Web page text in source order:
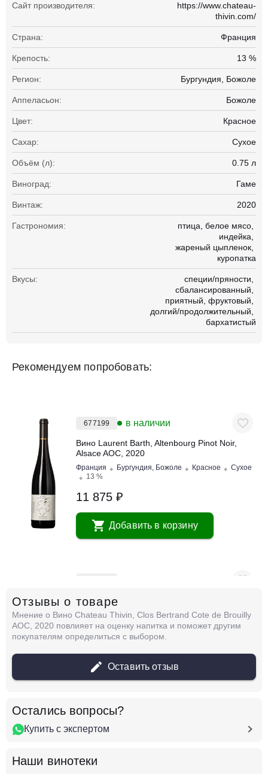
Сайт производителя:
https://www.chateau-
thivin.com/
Страна: Франция
Крепость: 13 %
Регион: Бургундия, Божоле
Аппеласьон: Божоле
Цвет: Красное
Сахар: Сухое
Объём (л): 0.75 л
Виноград: Гаме
Винтаж: 2020
Гастрономия: птица белое мясо
индейка
жареный цыпленок
куропатка
Вкусы:
специи/пряности
сбалансированный
приятный фруктовый
долгий/продолжительный
бархатистый
Рекомендуем попробовать:
677199 в наличии
Вино Laurent Barth, Altenbourg Pinot Noir,
Alsace AOC, 2020
Франция Бургундия, Божоле Красное
Сухое
13 %
11 875 ₽
Добавить в корзину
Вино Laurent Barth, Altenbourg Pinot Noir,
Alsace AOC, 2022
Франция Бургундия, Божоле Красное
Сухое
13 %
14 875 ₽
Добавить в корзину
Вино Laurent Barth, M Pinot Noir, Alsace AOC,
2022
Отзывы о товаре
Оставить отзыв
Мнение о Вино Chateau Thivin, Clos Bertrand Cote de Brouilly
AOC, 2020 повлияет на оценку напитка и поможет другим
покупателям определиться с выбором.
Остались вопросы?
Купить с экспертом
Наши винотеки